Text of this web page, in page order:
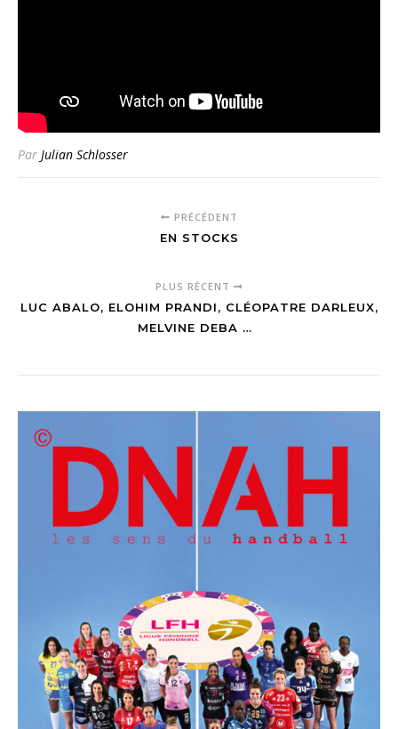
Par Julian Schlosser
PRÉCÉDENT
EN STOCKS
PLUS RÉCENT
LUC ABALO, ELOHIM PRANDI, CLÉOPATRE DARLEUX,
MELVINE DEBA …